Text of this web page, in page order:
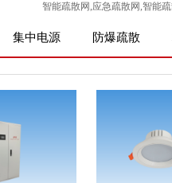
智能疏散网,应急疏散网,智能
集中电源 防爆疏散